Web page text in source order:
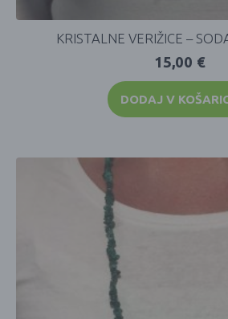
KRISTALNE VERIŽICE –
15,00 €
DODAJ V